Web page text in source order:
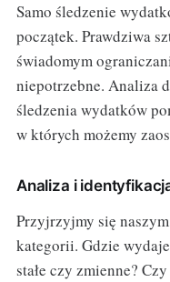
Samo śledzenie
początek. Prawdziwa
świadomym
niepotrzebne. Analiza
śledzenia wydatków
w których możemy
Analiza i
Przyjrzyjmy się
kategorii. Gdzie
stałe czy zmienne?